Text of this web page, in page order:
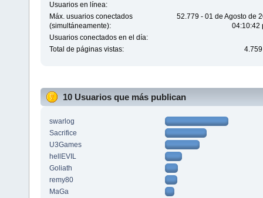
Usuarios en línea:
Máx. usuarios conectados
(simultáneamente):
52.779 - 01 de Agosto de
04:10:42
Usuarios conectados en el día:
Total de páginas vistas:
10 Usuarios que más publican
swarlog
Sacrifice
U3Games
hellEVIL
Goliath
remy80
MaGa